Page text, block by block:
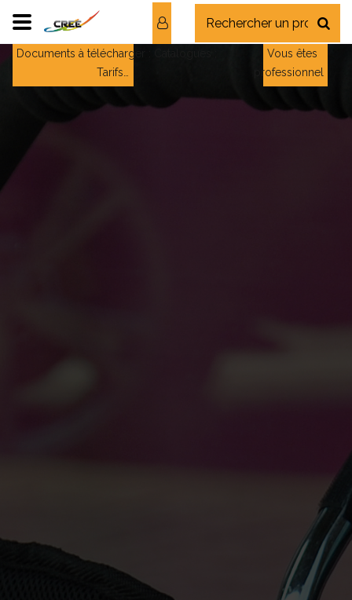
Documents à télécharger : Catalogues ;
Tarifs…
Vous êtes
professionnel